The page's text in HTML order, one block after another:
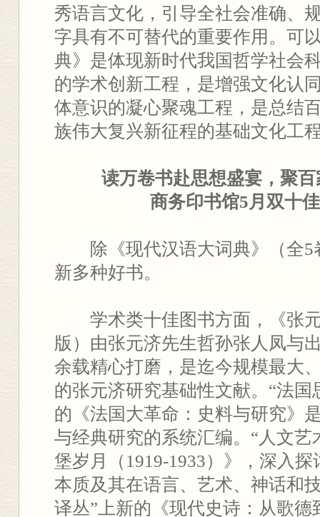
秀语言文化，引导全社会准确、
字具有不可替代的重要作用。可
典》是体现新时代我国哲学社会
的学术创新工程，是增强文化认
体意识的凝心聚魂工程，是总结
族伟大复兴新征程的基础文化工
读万卷书赴思想盛宴，聚
商务印书馆5月双十
除《现代汉语大词典》（全
新多种好书。
学术类十佳图书方面，《张
版）由张元济先生哲孙张人凤与
余载精心打磨，是迄今规模最大
的张元济研究基础性文献。“法国
的《法国大革命：史料与研究》
与经典研究的系统汇编。“人文艺
堡岁月（1919-1933）》，深入
本质及其在语言、艺术、神话和
译丛”上新的《现代史诗：从歌